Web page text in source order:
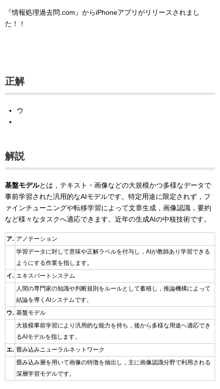
『情報処理過去問.com』からiPhoneアプリがリリースされまし
た！！
正解
ウ
解説
基盤モデルとは，テキスト・画像などの大規模かつ多様なデータで
事前学習された汎用的なAIモデルです。特定用途に限定されず，フ
ァインチューニングや転移学習によって文章生成，画像認識，要約
など様々なタスクへ適応できます。近年の生成AIの中核技術です。
ア. アノテーション
学習データに対して意味や正解ラベルを付与し，AIが教師あり学習できる
ようにする作業を指します。
イ. エキスパートシステム
人間の専門家の知識や判断規則をルールとして蓄積し，推論機構によって
結論を導くAIシステムです。
ウ. 基盤モデル
大規模事前学習により汎用的な能力を持ち，後から多様な用途へ適応でき
るAIモデルを指します。
エ. 畳み込みニューラルネットワーク
畳み込み層を用いて画像の特徴を抽出し，主に画像認識分野で利用される
深層学習モデルです。